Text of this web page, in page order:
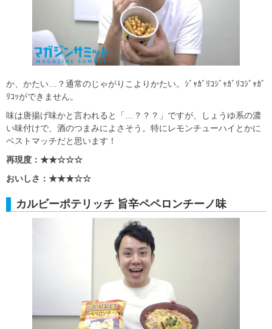
か、かたい…？通常のじゃがりこよりかたい。ｼﾞｬｶﾞﾘｺｼﾞｬｶﾞﾘｺｼﾞｬｶﾞ
ﾘｺｯができません。
味は唐揚げ味かと言われると「…？？？」ですが、しょうゆ系の濃
い味付けで、酒のつまみによさそう。特にレモンチューハイとかに
ベストマッチだと思います！
再現度：★★☆☆☆
おいしさ：★★★☆☆
カルビーポテリッチ 旨辛ペペロンチーノ味